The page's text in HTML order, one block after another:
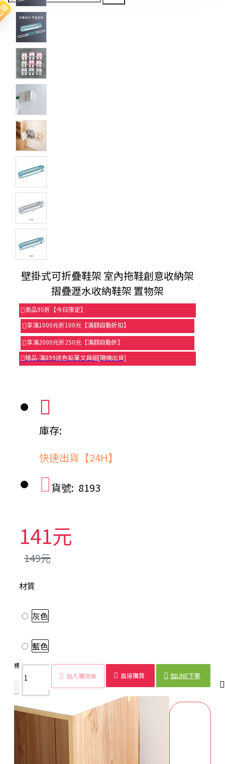
壁掛式可折疊鞋架 室內拖鞋創意收納架
摺疊瀝水收納鞋架 置物架
商品95折【今日限定】
享滿1000元折100元【滿額自動折扣】
享滿2000元折250元【滿額自動折】
贈品-滿899送色鉛筆文具組[隨機出貨]
庫存:
快速出貨【24H】
貨號: 8193
141元
149元
材質
灰色
藍色
加入購物車 直接購買 加LINE下單
標籤： 鞋架 壁掛 可折疊 拖鞋 收納架 瀝水 置物架 室內
商品詳情 配送時間